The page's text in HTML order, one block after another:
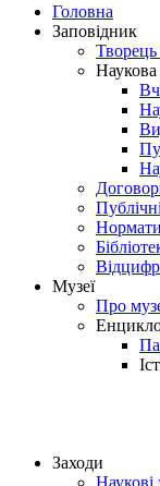
Головна
Заповідник
Творець
Наукова
Музеї
Про
Заходи
Наукові